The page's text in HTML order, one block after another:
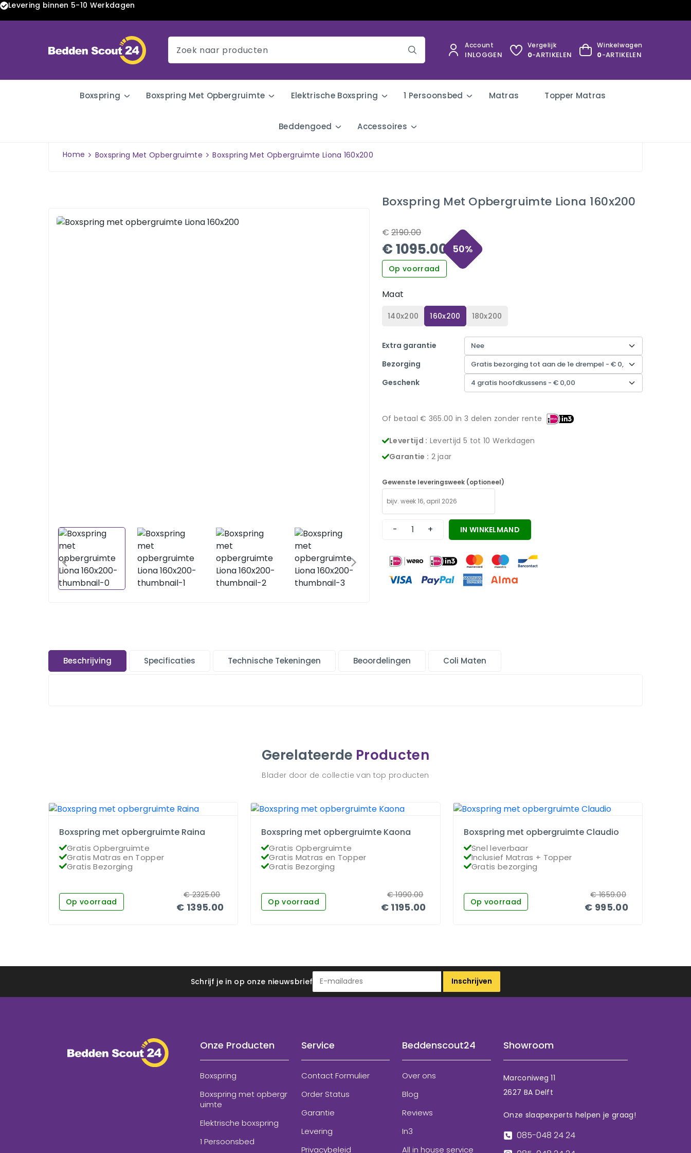
Levering binnen 5-10 Werkdagen
Account
INLOGGEN
Vergelijk
0-ARTIKELEN
Winkelwagen
0-ARTIKELEN
Boxspring Boxspring Met Opbergruimte Elektrische Boxspring 1 Persoonsbed Matras Topper Matras
Beddengoed Accessoires
Home Boxspring Met Opbergruimte Boxspring Met Opbergruimte Liona 160x200
Boxspring Met Opbergruimte Liona 160x200
€ 2190.00
€1095.00 50%
Op voorraad
Maat
140x200 160x200 180x200
Extra garantie
Bezorging
Geschenk
Of betaal € 365.00 in 3 delen zonder rente
Levertijd : Levertijd 5 tot 10 Werkdagen
Garantie : 2 jaar
Gewenste leveringsweek (optioneel)
- + IN WINKELMAND
Beschrijving Specificaties Technische Tekeningen Beoordelingen Coli Maten
Gerelateerde Producten
Blader door de collectie van top producten
Boxspring met opbergruimte Raina
Gratis Opbergruimte
Gratis Matras en Topper
Gratis Bezorging
Op voorraad € 1395.00
€2325.00
Boxspring met opbergruimte Kaona
Gratis Opbergruimte
Gratis Matras en Topper
Gratis Bezorging
Op voorraad € 1195.00
€1990.00
Boxspring met opbergruimte Claudio
Snel leverbaar
Inclusief Matras + Topper
Gratis bezorging
Op voorraad € 995.00
€1659.00
Schrijf je in op onze nieuwsbrief Inschrijven
Onze Producten
Boxspring
Boxspring met opbergr
uimte
Elektrische boxspring
1 Persoonsbed
Service
Contact Formulier
Order Status
Garantie
Levering
Privacybeleid
Beddenscout24
Over ons
Blog
Reviews
In3
All in house service
Showroom
Marconiweg 11
2627 BA Delft
Onze slaapexperts helpen je graag!
085-048 24 24